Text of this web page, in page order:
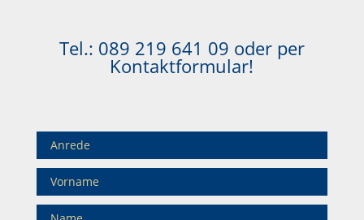
Tel.: 089 219 641 09 oder per
Kontaktformular!